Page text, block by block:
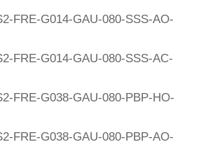
FRE-G014-GAU-080-SSS-AO-
FRE-G014-GAU-080-SSS-AC-
FRE-G038-GAU-080-PBP-HO-
FRE-G038-GAU-080-PBP-AO-